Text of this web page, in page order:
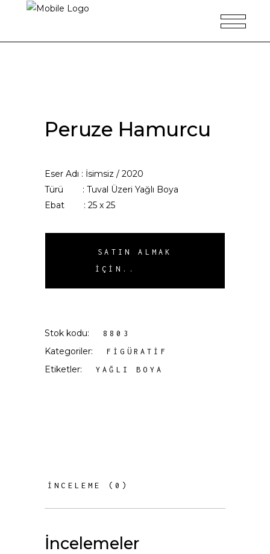
Peruze Hamurcu
Eser Adı : İsimsiz / 2020
Türü : Tuval Üzeri Yağlı Boya
Ebat : 25 x 25
SATIN ALMAK
İÇIN..
Stok kodu: 8803
Kategoriler: FIGÜRATIF
Etiketler: YAĞLI BOYA
İNCELEME (0)
İncelemeler